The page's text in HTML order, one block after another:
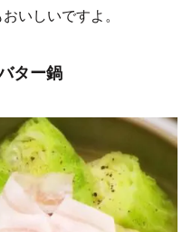
いしいですよ。
ター鍋